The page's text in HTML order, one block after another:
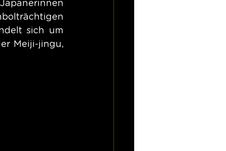
sich um
Meiji-jingu,